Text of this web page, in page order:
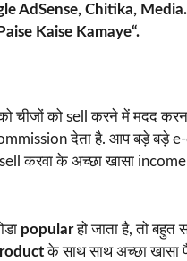
AdSense, Chitika,
Kaise Kamaye“.
चीजों को sell करने में मदद
देता है. आप बड़े बड़े
करवा के अच्छा खासा
popularहो जाता है, तो बहुत
के साथ साथ अच्छा खासा